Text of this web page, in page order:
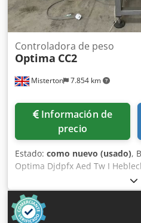
Misterton 7.854 km
Controladora de peso
Optima CC2
Información de
precio
Estado: como nuevo (usado),
Optima Djdpfx Aed Tw I
serie: 1000388 Bascula
inoxidable, rango de pesaje
g, longitud total de 800 mm,
mm x 120 mm, sistema